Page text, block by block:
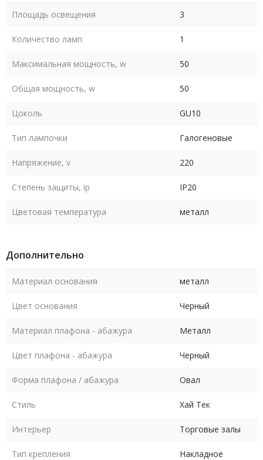
Площадь освещения 3
Количество ламп 1
Максимальная мощность, w 50
Общая мощность, w 50
Цоколь GU10
Тип лампочки Галогеновые
Напряжение, v 220
Степень защиты, ip IP20
Цветовая температура металл
Дополнительно
Материал основания металл
Цвет основания Черный
Материал плафона - абажура Металл
Цвет плафона - абажура Черный
Форма плафона / абажура Овал
Стиль Хай Тек
Интерьер Торговые залы
Тип крепления Накладное